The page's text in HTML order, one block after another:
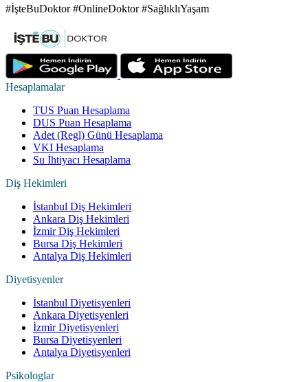
#İşteBuDoktor #OnlineDoktor #SağlıklıYaşam
Hesaplamalar
TUS Puan Hesaplama
DUS Puan Hesaplama
Adet (Regl) Günü Hesaplama
VKI Hesaplama
Su İhtiyacı Hesaplama
Diş Hekimleri
İstanbul Diş Hekimleri
Ankara Diş Hekimleri
İzmir Diş Hekimleri
Bursa Diş Hekimleri
Antalya Diş Hekimleri
Diyetisyenler
İstanbul Diyetisyenleri
Ankara Diyetisyenleri
İzmir Diyetisyenleri
Bursa Diyetisyenleri
Antalya Diyetisyenleri
Psikologlar